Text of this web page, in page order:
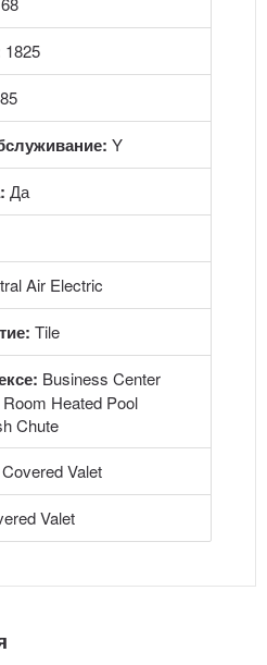
1825
Y
Да
Air Electric
Tile
Business Center
Heated Pool
Chute
Valet
Valet